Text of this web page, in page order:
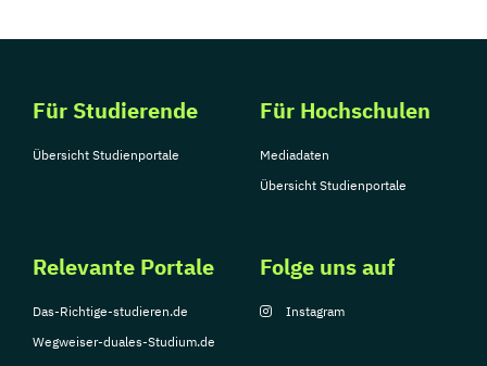
Für Studierende
Übersicht Studienportale
Für Hochschulen
Mediadaten
Übersicht Studienportale
Relevante Portale
Das-Richtige-studieren.de
Wegweiser-duales-Studium.de
Folge uns auf
Instagram